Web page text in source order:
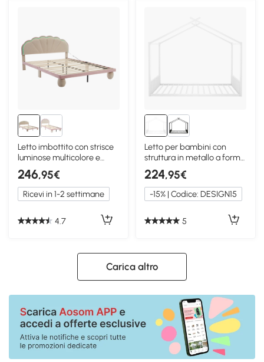
Letto imbottito con strisce
luminose multicolore e
testiera ondulata, 140×200
cm, Bianco+Rosa
246,95€
Ricevi in 1-2 settimane
4.7
Letto per bambini con
struttura in metallo a forma
di casa,140x200 cm,Bianco
224,95€
-15% | Codice: DESIGN15
5
Carica altro